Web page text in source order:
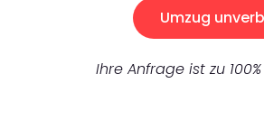
Umzug
Ihre Anfrage ist zu